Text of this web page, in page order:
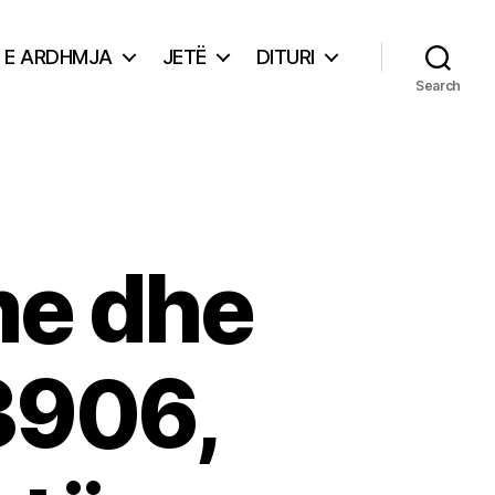
E ARDHMJA JETË DITURI
Search
dhe